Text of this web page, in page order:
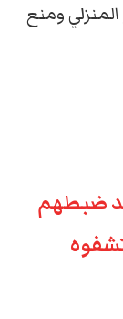
ومنع
ضبطهم